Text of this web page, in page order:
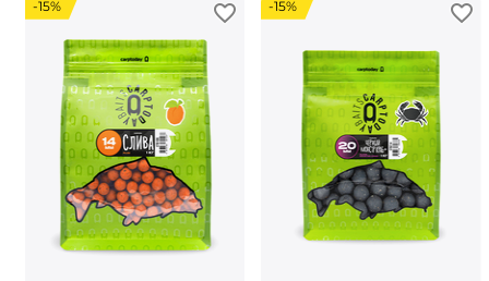
-15% -15%